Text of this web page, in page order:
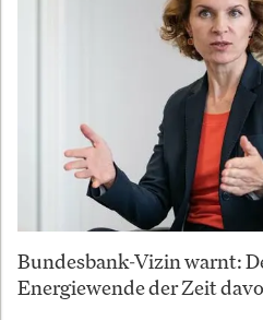
Bundesbank-Vizin warnt:
Energiewende der Zeit